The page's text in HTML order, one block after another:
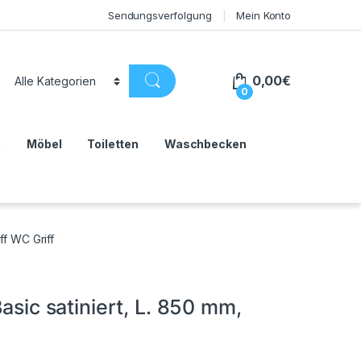
Sendungsverfolgung Mein Konto
0
0,00€
Möbel Toiletten Waschbecken
WC Griff
satiniert, L. 850 mm,